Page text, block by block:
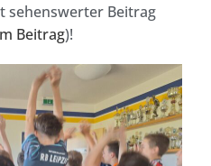
sehenswerter Beitrag
Beitrag)!